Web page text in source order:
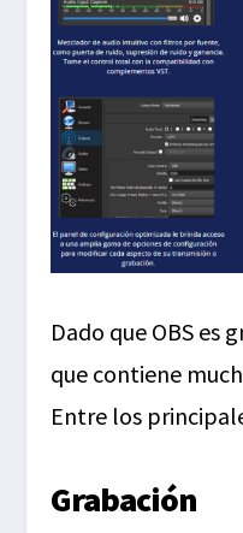
Dado que OBS es
que contiene
Entre los
Grabación